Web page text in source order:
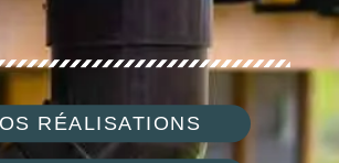
RÉALISATIONS